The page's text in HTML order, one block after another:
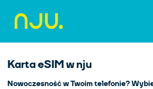
Karta eSIM w nju
Nowoczesność w Twoim telefonie?